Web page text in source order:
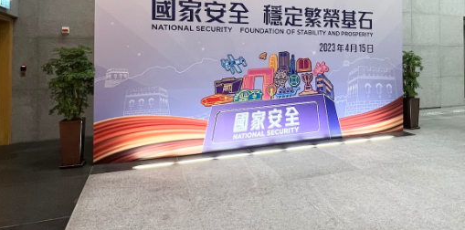
掃一掃關注我們的社交媒體，緊貼最新資訊！
微
信
微
博 紅書